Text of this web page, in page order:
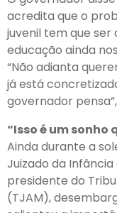
acredita que o
juvenil tem que
educação ainda
“Não adianta
já está
governador
“Isso é um sonho
Ainda durante a
Juizado da
presidente do
(TJAM),